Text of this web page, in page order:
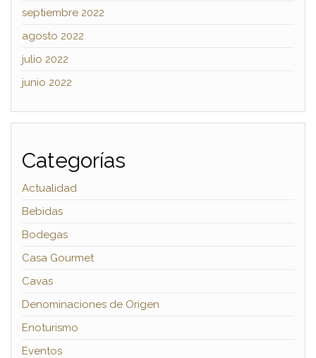
septiembre 2022
agosto 2022
julio 2022
junio 2022
Categorías
Actualidad
Bebidas
Bodegas
Casa Gourmet
Cavas
Denominaciones de Origen
Enoturismo
Eventos